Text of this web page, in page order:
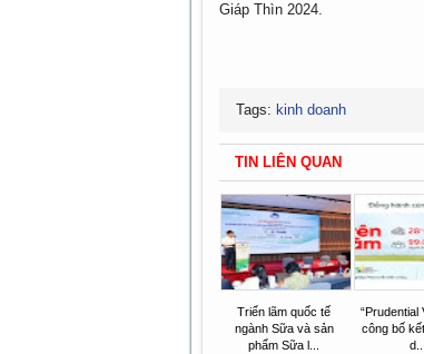
Giáp Thìn 2024.
Tags: kinh doanh
TIN LIÊN QUAN
Triển lãm quốc tế
ngành Sữa và sản
phẩm Sữa l...
“Prudential
công bố
d...